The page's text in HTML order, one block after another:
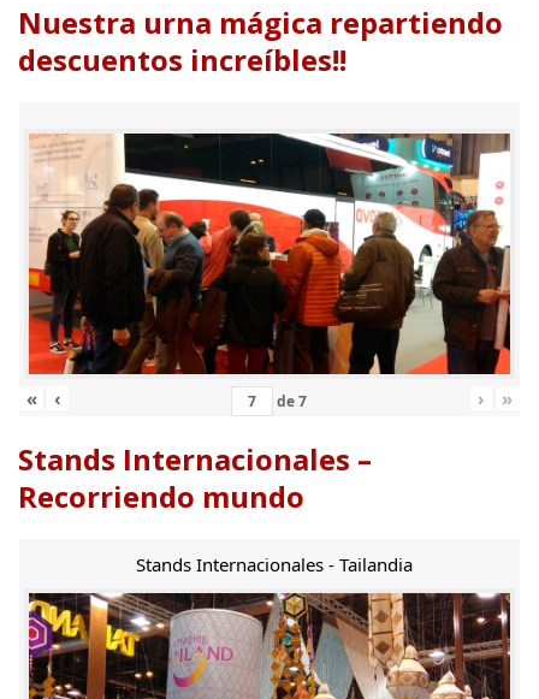
Nuestra urna mágica repartiendo
descuentos increíbles!!
« ‹ de7 › »
Stands Internacionales –
Recorriendo mundo
Stands Internacionales - Tailandia